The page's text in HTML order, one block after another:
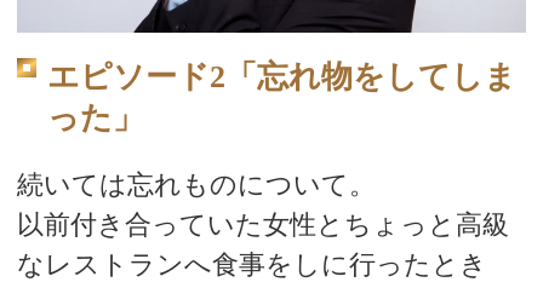
エピソード2「忘れ物をしてしま
った」
続いては忘れものについて。
以前付き合っていた女性とちょっと高級
なレストランへ食事をしに行ったとき